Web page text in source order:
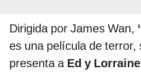
Dirigida por James Wan,
es una película de terror,
presenta a Ed y